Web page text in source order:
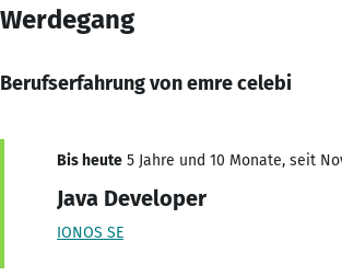
Werdegang
Berufserfahrung von emre celebi
Bis heute 5 Jahre und 10 Monate, seit
Java Developer
IONOS SE